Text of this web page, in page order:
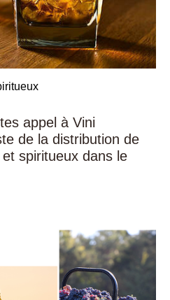
appel à Vini
de la distribution de
spiritueux dans le